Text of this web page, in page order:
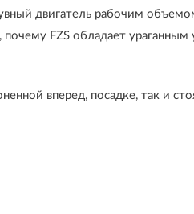
двигатель рабочим
FZS обладает
вперед, посадке, так и